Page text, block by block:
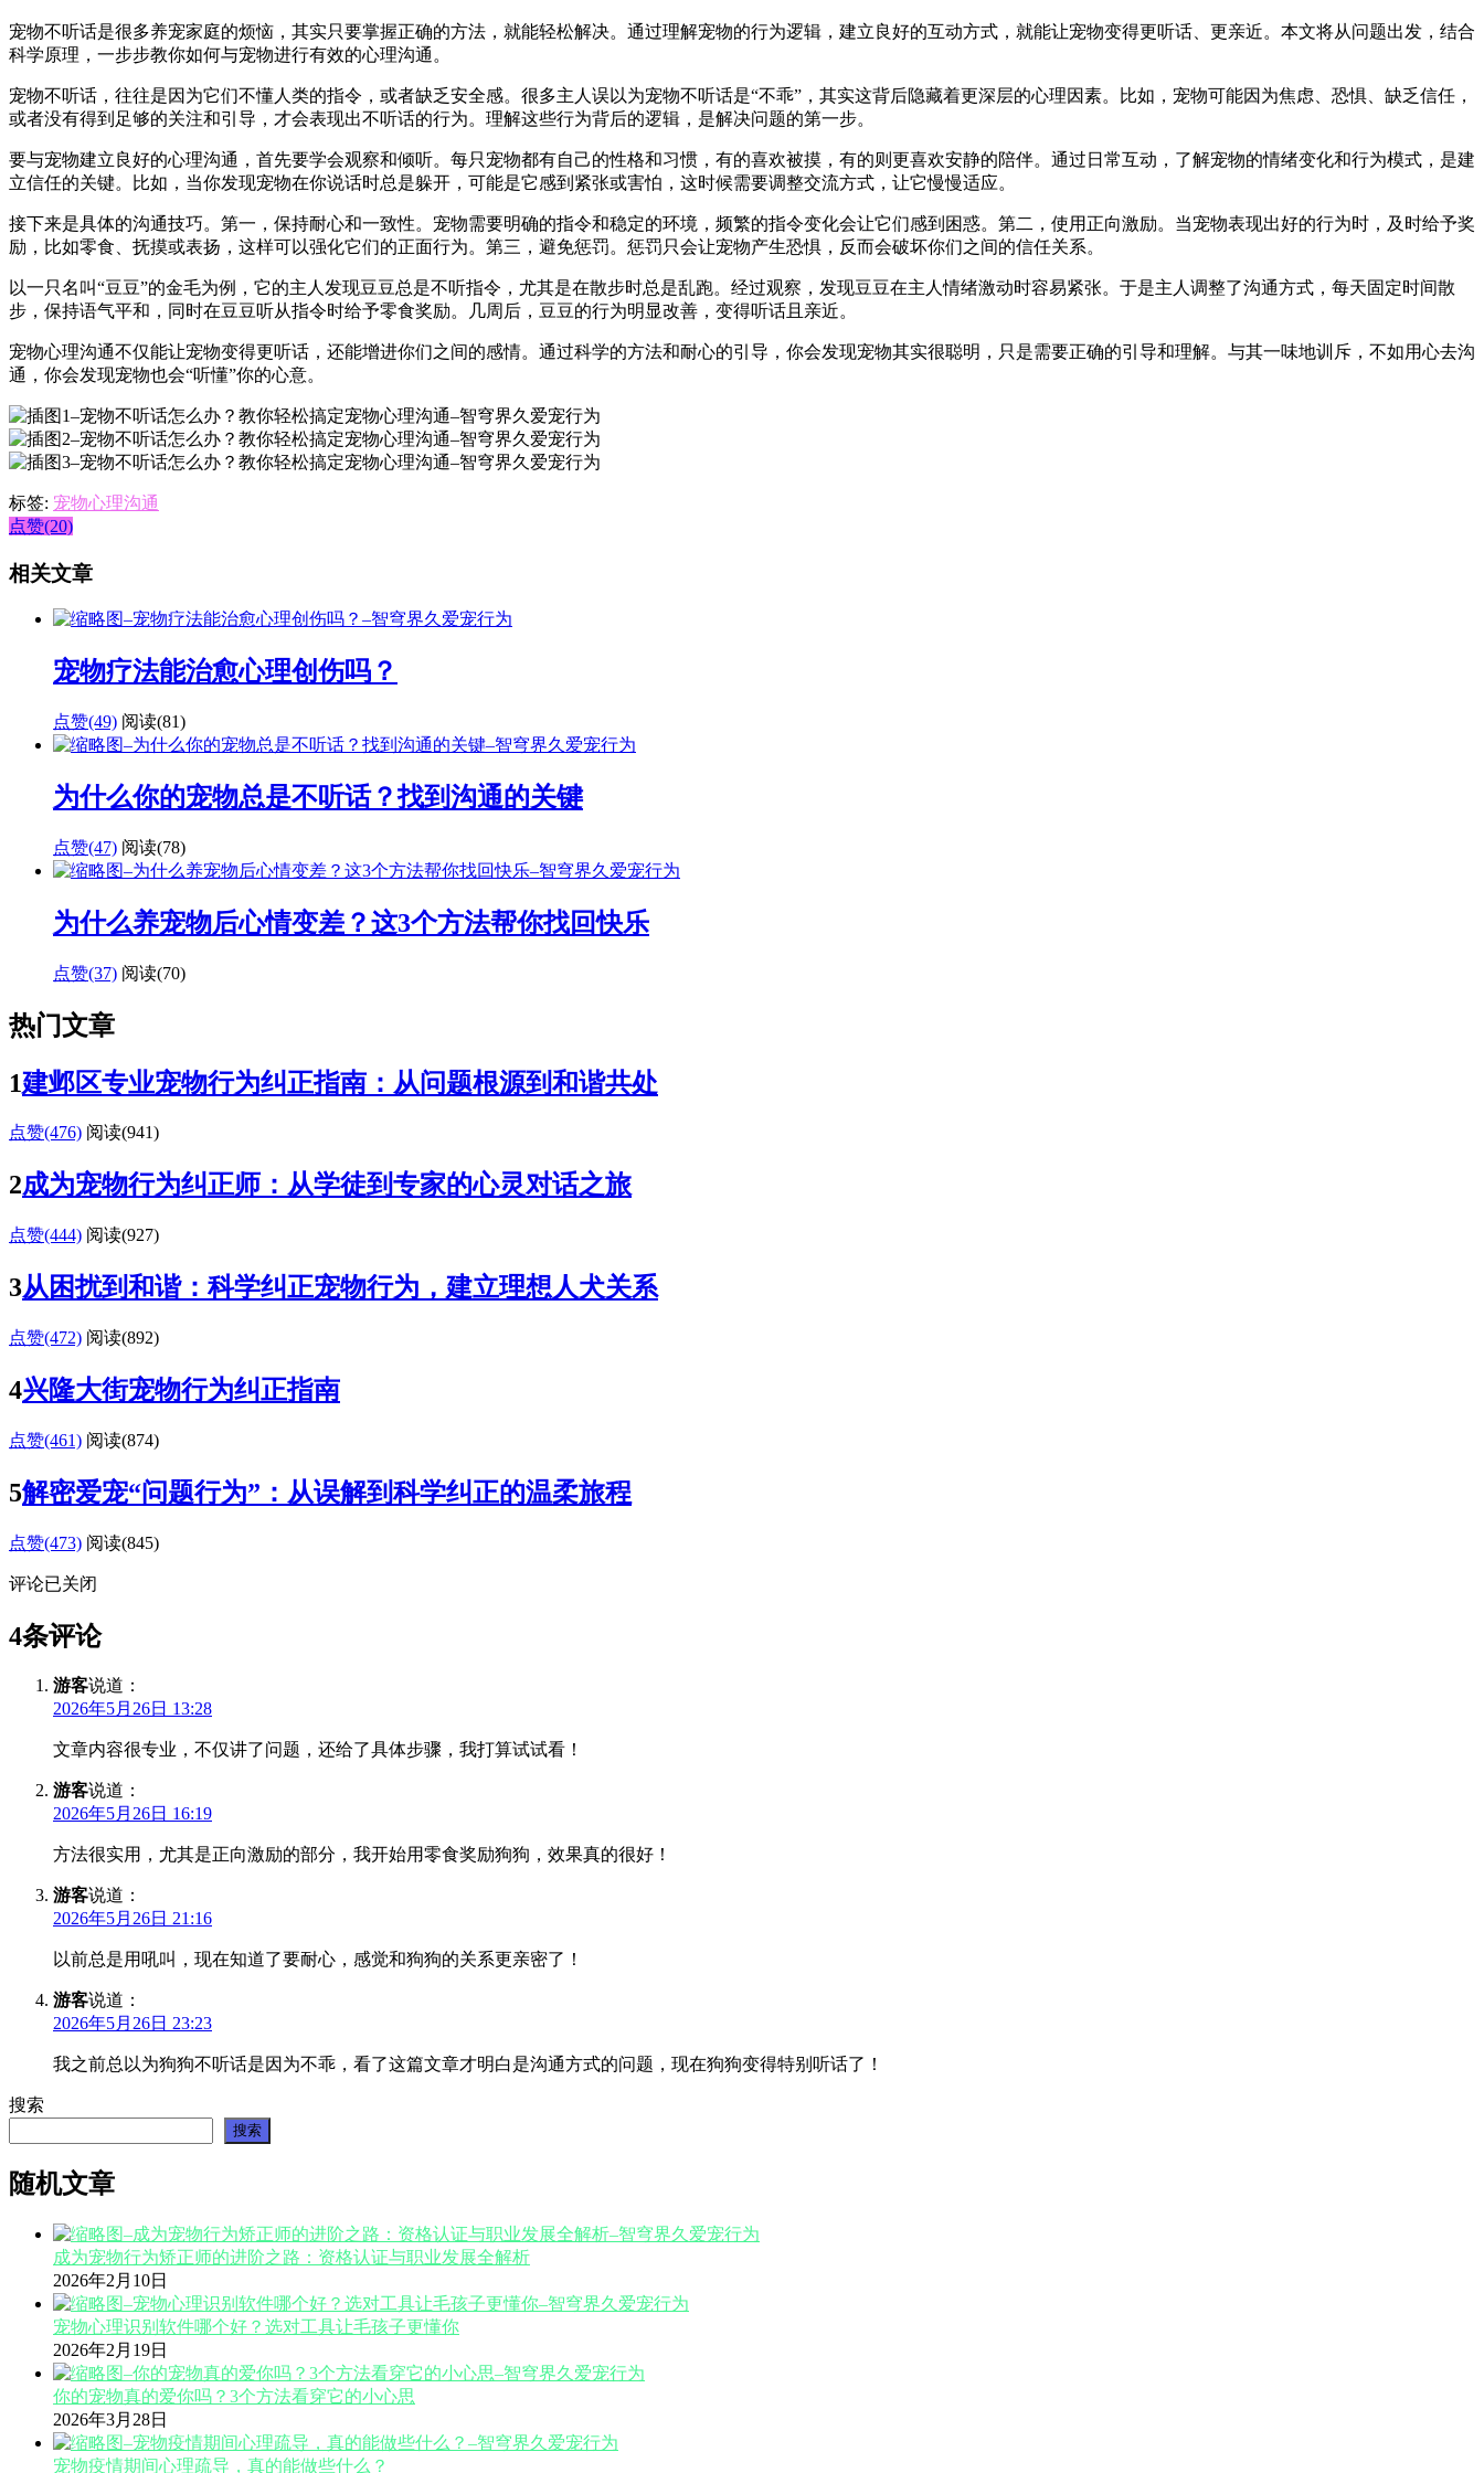
宠物不听话是很多养宠家庭的烦恼，其实只要掌握正确的方法，就能轻松解决。通过理解宠物的行为逻辑，建立良好的互动方式，就能让宠物变得更听话、更亲近。本文将从问题出发，结合
科学原理，一步步教你如何与宠物进行有效的心理沟通。
宠物不听话，往往是因为它们不懂人类的指令，或者缺乏安全感。很多主人误以为宠物不听话是“不乖”，其实这背后隐藏着更深层的心理因素。比如，宠物可能因为焦虑、恐惧、缺乏信任，
或者没有得到足够的关注和引导，才会表现出不听话的行为。理解这些行为背后的逻辑，是解决问题的第一步。
要与宠物建立良好的心理沟通，首先要学会观察和倾听。每只宠物都有自己的性格和习惯，有的喜欢被摸，有的则更喜欢安静的陪伴。通过日常互动，了解宠物的情绪变化和行为模式，是建
立信任的关键。比如，当你发现宠物在你说话时总是躲开，可能是它感到紧张或害怕，这时候需要调整交流方式，让它慢慢适应。
接下来是具体的沟通技巧。第一，保持耐心和一致性。宠物需要明确的指令和稳定的环境，频繁的指令变化会让它们感到困惑。第二，使用正向激励。当宠物表现出好的行为时，及时给予奖
励，比如零食、抚摸或表扬，这样可以强化它们的正面行为。第三，避免惩罚。惩罚只会让宠物产生恐惧，反而会破坏你们之间的信任关系。
以一只名叫“豆豆”的金毛为例，它的主人发现豆豆总是不听指令，尤其是在散步时总是乱跑。经过观察，发现豆豆在主人情绪激动时容易紧张。于是主人调整了沟通方式，每天固定时间散
步，保持语气平和，同时在豆豆听从指令时给予零食奖励。几周后，豆豆的行为明显改善，变得听话且亲近。
宠物心理沟通不仅能让宠物变得更听话，还能增进你们之间的感情。通过科学的方法和耐心的引导，你会发现宠物其实很聪明，只是需要正确的引导和理解。与其一味地训斥，不如用心去沟
通，你会发现宠物也会“听懂”你的心意。
标签: 宠物心理沟通
点赞(20)
相关文章
宠物疗法能治愈心理创伤吗？
点赞(49) 阅读(81)
为什么你的宠物总是不听话？找到沟通的关键
点赞(47) 阅读(78)
为什么养宠物后心情变差？这3个方法帮你找回快乐
点赞(37) 阅读(70)
热门文章
1建邺区专业宠物行为纠正指南：从问题根源到和谐共处
点赞(476) 阅读(941)
2成为宠物行为纠正师：从学徒到专家的心灵对话之旅
点赞(444) 阅读(927)
3从困扰到和谐：科学纠正宠物行为，建立理想人犬关系
点赞(472) 阅读(892)
4兴隆大街宠物行为纠正指南
点赞(461) 阅读(874)
5解密爱宠“问题行为”：从误解到科学纠正的温柔旅程
点赞(473) 阅读(845)
评论已关闭
4条评论
游客说道：
2026年5月26日 13:28
文章内容很专业，不仅讲了问题，还给了具体步骤，我打算试试看！
游客说道：
2026年5月26日 16:19
方法很实用，尤其是正向激励的部分，我开始用零食奖励狗狗，效果真的很好！
游客说道：
2026年5月26日 21:16
以前总是用吼叫，现在知道了要耐心，感觉和狗狗的关系更亲密了！
游客说道：
2026年5月26日 23:23
我之前总以为狗狗不听话是因为不乖，看了这篇文章才明白是沟通方式的问题，现在狗狗变得特别听话了！
搜索
搜索
随机文章
成为宠物行为矫正师的进阶之路：资格认证与职业发展全解析
2026年2月10日
宠物心理识别软件哪个好？选对工具让毛孩子更懂你
2026年2月19日
你的宠物真的爱你吗？3个方法看穿它的小心思
2026年3月28日
宠物疫情期间心理疏导，真的能做些什么？